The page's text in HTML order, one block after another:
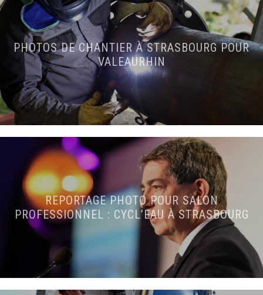
PHOTOS DE CHANTIER À STRASBOURG POUR
VALEAURHIN
REPORTAGE PHOTO POUR SALON
PROFESSIONNEL : CYCL’EAU À STRASBOURG